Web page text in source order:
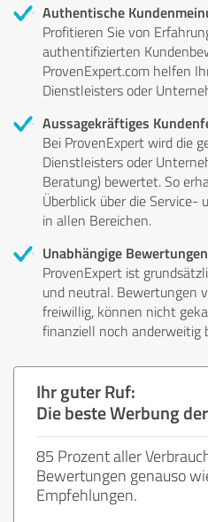
Authentische
Profitieren Sie von
authentifizierten
ProvenExpert.com helfen
Dienstleisters oder
Aussagekräftiges
Bei ProvenExpert wird die
Dienstleisters oder
Beratung) bewertet. So
Überblick über die
in allen Bereichen.
Unabhängige Bewertungen
ProvenExpert ist
und neutral. Bewertungen
freiwillig, können nicht
finanziell noch anderweitig
Ihr guter Ruf:
Die beste Werbung
85 Prozent aller
Bewertungen genauso
Empfehlungen.